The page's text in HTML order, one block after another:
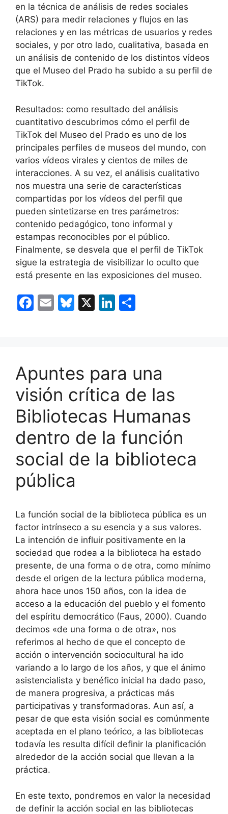
en la técnica de análisis de redes sociales
(ARS) para medir relaciones y flujos en las
relaciones y en las métricas de usuarios y redes
sociales, y por otro lado, cualitativa, basada en
un análisis de contenido de los distintos vídeos
que el Museo del Prado ha subido a su perfil de
TikTok.
Resultados: como resultado del análisis
cuantitativo descubrimos cómo el perfil de
TikTok del Museo del Prado es uno de los
principales perfiles de museos del mundo, con
varios vídeos virales y cientos de miles de
interacciones. A su vez, el análisis cualitativo
nos muestra una serie de características
compartidas por los vídeos del perfil que
pueden sintetizarse en tres parámetros:
contenido pedagógico, tono informal y
estampas reconocibles por el público.
Finalmente, se desvela que el perfil de TikTok
sigue la estrategia de visibilizar lo oculto que
está presente en las exposiciones del museo.
F
b
o
o
k
E
Bl
k
y
X
Li
dI
n
ar
tir
Apuntes para una
visión crítica de las
Bibliotecas Humanas
dentro de la función
social de la biblioteca
pública
La función social de la biblioteca pública es un
factor intrínseco a su esencia y a sus valores.
La intención de influir positivamente en la
sociedad que rodea a la biblioteca ha estado
presente, de una forma o de otra, como mínimo
desde el origen de la lectura pública moderna,
ahora hace unos 150 años, con la idea de
acceso a la educación del pueblo y el fomento
del espíritu democrático (Faus, 2000). Cuando
decimos «de una forma o de otra», nos
referimos al hecho de que el concepto de
acción o intervención sociocultural ha ido
variando a lo largo de los años, y que el ánimo
asistencialista y benéfico inicial ha dado paso,
de manera progresiva, a prácticas más
participativas y transformadoras. Aun así, a
pesar de que esta visión social es comúnmente
aceptada en el plano teórico, a las bibliotecas
todavía les resulta difícil definir la planificación
alrededor de la acción social que llevan a la
práctica.
En este texto, pondremos en valor la necesidad
de definir la acción social en las bibliotecas